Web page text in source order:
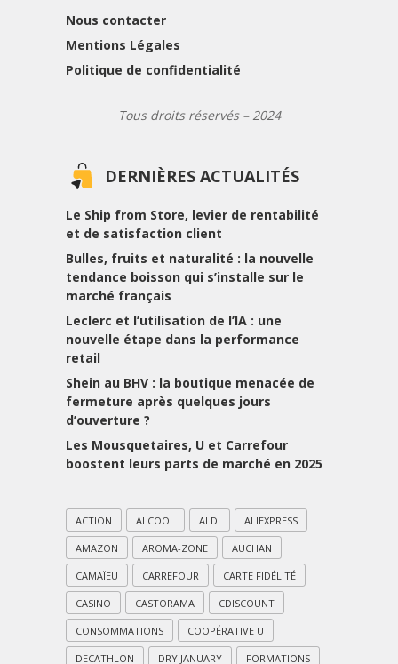
Nous contacter
Mentions Légales
Politique de confidentialité
Tous droits réservés – 2024
DERNIÈRES ACTUALITÉS
Le Ship from Store, levier de rentabilité
et de satisfaction client
Bulles, fruits et naturalité : la nouvelle
tendance boisson qui s’installe sur le
marché français
Leclerc et l’utilisation de l’IA : une
nouvelle étape dans la performance
retail
Shein au BHV : la boutique menacée de
fermeture après quelques jours
d’ouverture ?
Les Mousquetaires, U et Carrefour
boostent leurs parts de marché en 2025
ACTION ALCOOL ALDI ALIEXPRESS
AMAZON AROMA-ZONE AUCHAN
CAMAÏEU CARREFOUR CARTE FIDÉLITÉ
CASINO CASTORAMA CDISCOUNT
CONSOMMATIONS COOPÉRATIVE U
DECATHLON DRY JANUARY FORMATIONS